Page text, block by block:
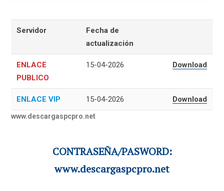
Servidor
Fecha de
actualización
ENLACE
PUBLICO
15-04-2026 Download
ENLACE VIP 15-04-2026 Download
www.descargaspcpro.net
CONTRASEÑA/PASWORD:
www.descargaspcpro.net